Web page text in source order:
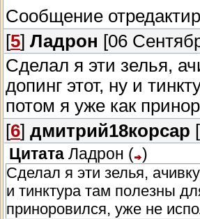
Сообщение
[5] Ладрон [06
Сделал я эти зелья,
допинг этот, ну и
потом я уже как
[6] дмитрий18корсар
Цитата Ладрон ( )
Сделал я эти зелья,
и тинктура там полезны
приноровился, уже не